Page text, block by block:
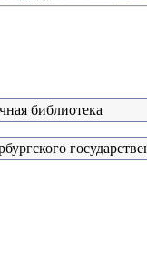
библиотека